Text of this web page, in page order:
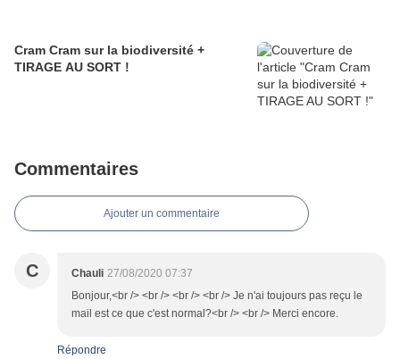
Cram Cram sur la biodiversité +
TIRAGE AU SORT !
Commentaires
Ajouter un commentaire
C Chauli 27/08/2020 07:37
Bonjour,<br /> <br /> <br /> <br /> Je n'ai toujours pas reçu le
mail est ce que c'est normal?<br /> <br /> Merci encore.
Répondre